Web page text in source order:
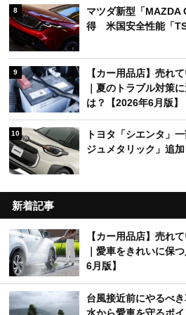
8
マツダ新型「MAZDA
得 米国安全性能「
9
【カー用品店】売れ
｜夏のトラブル対策
は？【2026年6月版】
10
トヨタ「シエンタ」
ジュメタリック」追
新着記事
【カー用品店】売れ
｜愛車をきれいに保
6月版】
台風接近前にやるべ